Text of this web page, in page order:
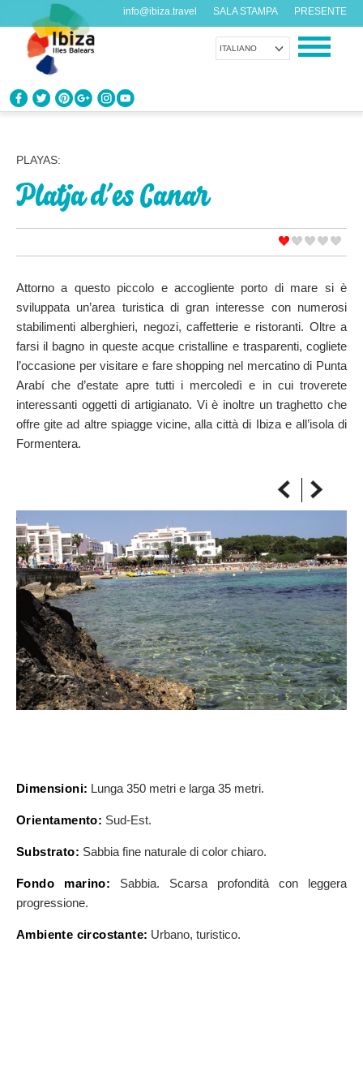
ITALIANO
info@ibiza.travel SALA STAMPA PRESENTE
GODITI IBIZA
Proposte per tutti i gusti
AGENDA
ORGANIZZA IL TUO VIAGGIO
SULLA MAPPA
Arriva sempre a destinazione
PLAYAS:
Platja d’es Canar
Attorno a questo piccolo e accogliente porto di mare si è
sviluppata un’area turistica di gran interesse con numerosi
stabilimenti alberghieri, negozi, caffetterie e ristoranti. Oltre a
farsi il bagno in queste acque cristalline e trasparenti, cogliete
l’occasione per visitare e fare shopping nel mercatino di Punta
Arabí che d’estate apre tutti i mercoledì e in cui troverete
interessanti oggetti di artigianato. Vi è inoltre un traghetto che
offre gite ad altre spiagge vicine, alla città di Ibiza e all’isola di
Formentera.
Dimensioni: Lunga 350 metri e larga 35 metri.
Orientamento: Sud-Est.
Substrato: Sabbia fine naturale di color chiaro.
Fondo marino: Sabbia. Scarsa profondità con leggera
progressione.
Ambiente circostante: Urbano, turistico.